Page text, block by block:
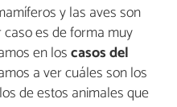
y las aves son
es de forma muy
en loscasos del
a ver cuáles son los
de estos animales que